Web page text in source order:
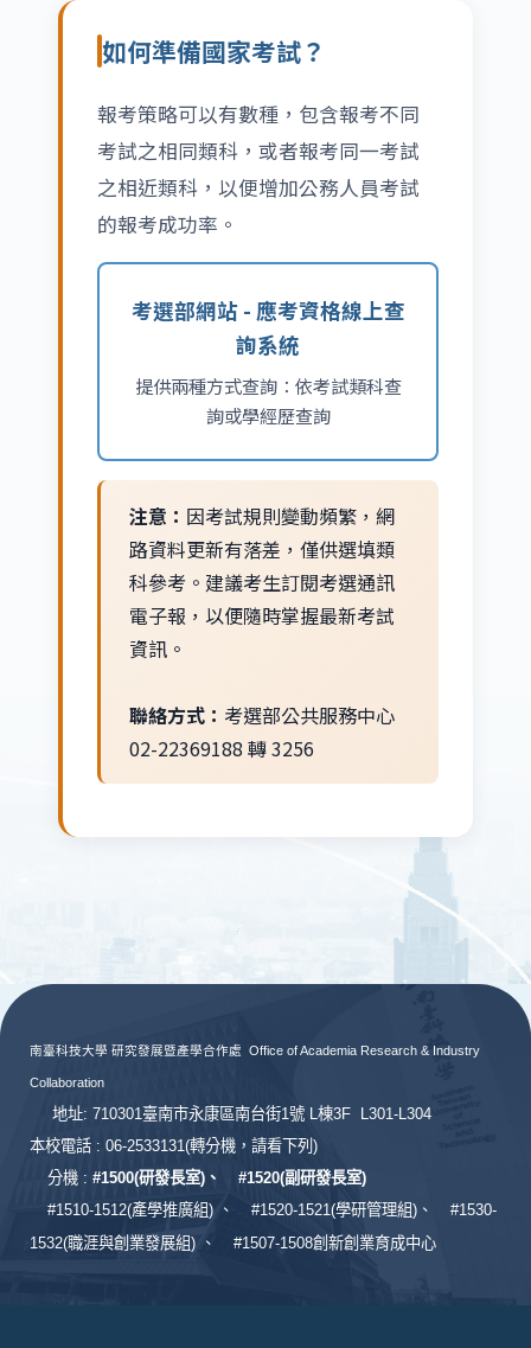
如何準備國家考試？
報考策略可以有數種，包含報考不同
考試之相同類科，或者報考同一考試
之相近類科，以便增加公務人員考試
的報考成功率。
考選部網站 - 應考資格線上查
詢系統
提供兩種方式查詢：依考試類科查
詢或學經歷查詢
注意： 因考試規則變動頻繁，網
路資料更新有落差，僅供選填類
科參考。建議考生訂閱考選通訊
電子報，以便隨時掌握最新考試
資訊。
聯絡方式： 考選部公共服務中心
02-22369188 轉 3256
南臺科技大學 研究發展暨產學合作處 Office of Academia Research & Industry
Collaboration
地址: 710301臺南市永康區南台街1號 L棟3F L301-L304
本校電話 : 06-2533131(轉分機，請看下列)
分機 : #1500(研發長室)、 #1520(副研發長室)
#1510-1512(產學推廣組) 、 #1520-1521(學研管理組)、
#1530-
1532(職涯與創業發展組) 、
#1507-1508創新創業育成中心